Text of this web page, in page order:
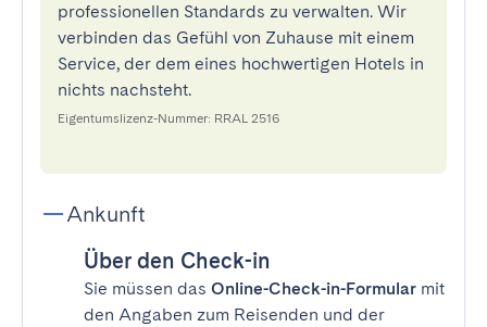
professionellen Standards zu verwalten. Wir
verbinden das Gefühl von Zuhause mit einem
Service, der dem eines hochwertigen Hotels in
nichts nachsteht.
Eigentumslizenz-Nummer: RRAL 2516
Ankunft
Über den Check-in
Sie müssen das Online-Check-in-Formular mit
den Angaben zum Reisenden und der